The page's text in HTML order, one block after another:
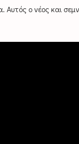
Αυτός ο νέος και